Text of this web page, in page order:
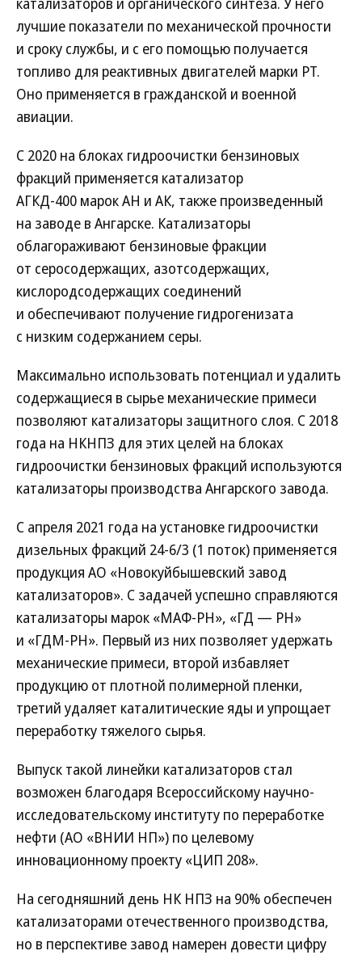
лучшие показатели по механической прочности
и сроку службы, и с его помощью получается
топливо для реактивных двигателей марки РТ.
Оно применяется в гражданской и военной
авиации.
С 2020 на блоках гидроочистки бензиновых
фракций применяется катализатор
АГКД-400 марок АН и АК, также произведенный
на заводе в Ангарске. Катализаторы
облагораживают бензиновые фракции
от серосодержащих, азотсодержащих,
кислородсодержащих соединений
и обеспечивают получение гидрогенизата
с низким содержанием серы.
Максимально использовать потенциал и удалить
содержащиеся в сырье механические примеси
позволяют катализаторы защитного слоя. С 2018
года на НКНПЗ для этих целей на блоках
гидроочистки бензиновых фракций используются
катализаторы производства Ангарского завода.
С апреля 2021 года на установке гидроочистки
дизельных фракций 24-6/3 (1 поток) применяется
продукция АО «Новокуйбышевский завод
катализаторов». С задачей успешно справляются
катализаторы марок «МАФ-РН», «ГД — РН»
и «ГДМ-РН». Первый из них позволяет удержать
механические примеси, второй избавляет
продукцию от плотной полимерной пленки,
третий удаляет каталитические яды и упрощает
переработку тяжелого сырья.
Выпуск такой линейки катализаторов стал
возможен благодаря Всероссийскому научно-
исследовательскому институту по переработке
нефти (АО «ВНИИ НП») по целевому
инновационному проекту «ЦИП 208».
На сегодняшний день НК НПЗ на 90% обеспечен
катализаторами оте­чественного производства,
но в перспективе завод намерен довести цифру